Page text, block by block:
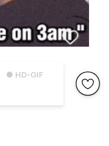
● HD-GIF